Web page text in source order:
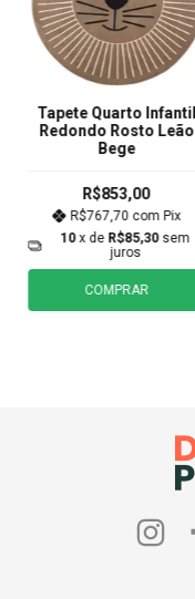
Tapete Quarto Infantil
Redondo Rosto Leão
Bege
R$853,00
R$767,70 com Pix
10 x de R$85,30 sem
juros
COMPRAR